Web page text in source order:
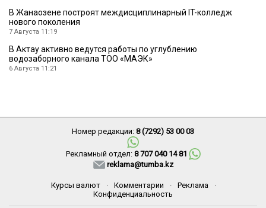
В Жанаозене построят междисциплинарный IT-колледж
нового поколения
7 Августа 11:19
В Актау активно ведутся работы по углублению
водозаборного канала ТОО «МАЭК»
6 Августа 11:21
Номер редакции: 8 (7292) 53 00 03
Рекламный отдел: 8 707 040 14 81
reklama@tumba.kz
Курсы валют · Комментарии · Реклама
·
Конфиденциальность